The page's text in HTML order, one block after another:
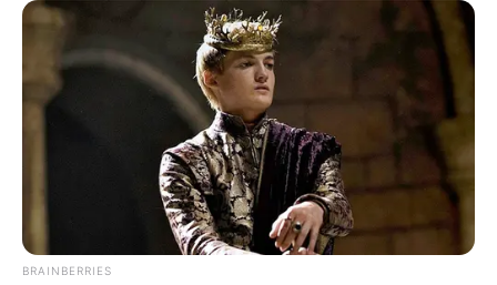
Galán encontró al dueño
del carro azul que quiso
subir a puente peatonal:
se vienen sanciones
PICO Y PLACA
Pico y placa en Bogotá del
13 al 19 de julio: rotación
de vehículos esta semana
BRAINBERRIES